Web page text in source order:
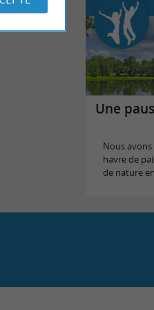
Une
Nous avons
havre de
de nature